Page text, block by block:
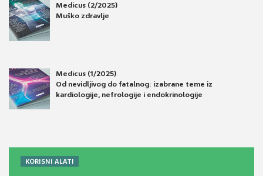
Medicus (2/2025)
Muško zdravlje
Medicus (1/2025)
Od nevidljivog do fatalnog: izabrane teme iz
kardiologije, nefrologije i endokrinologije
KORISNI ALATI